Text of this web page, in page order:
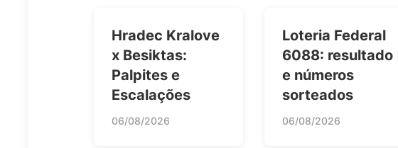
Hradec Kralove
x Besiktas:
Palpites e
Escalações
06/08/2026
Loteria Federal
6088: resultado
e números
sorteados
06/08/2026